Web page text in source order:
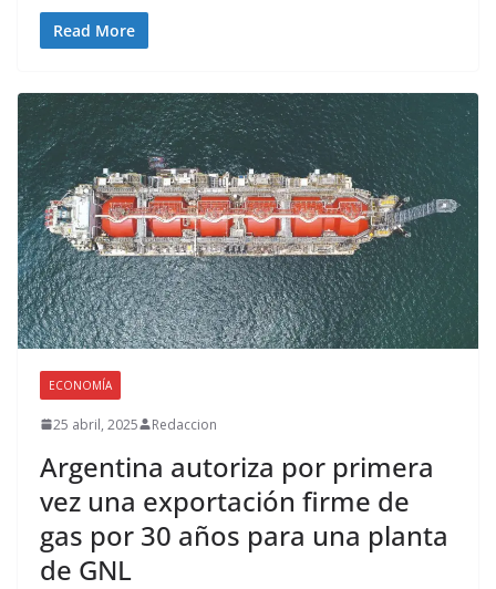
Read More
ECONOMÍA
25 abril, 2025 Redaccion
Argentina autoriza por primera
vez una exportación firme de
gas por 30 años para una planta
de GNL